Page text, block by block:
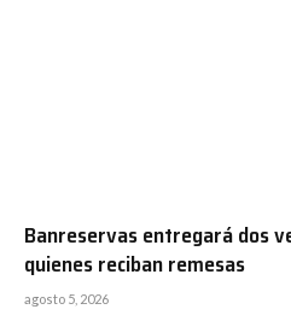
Banreservas entregará dos
quienes reciban remesas
agosto 5, 2026